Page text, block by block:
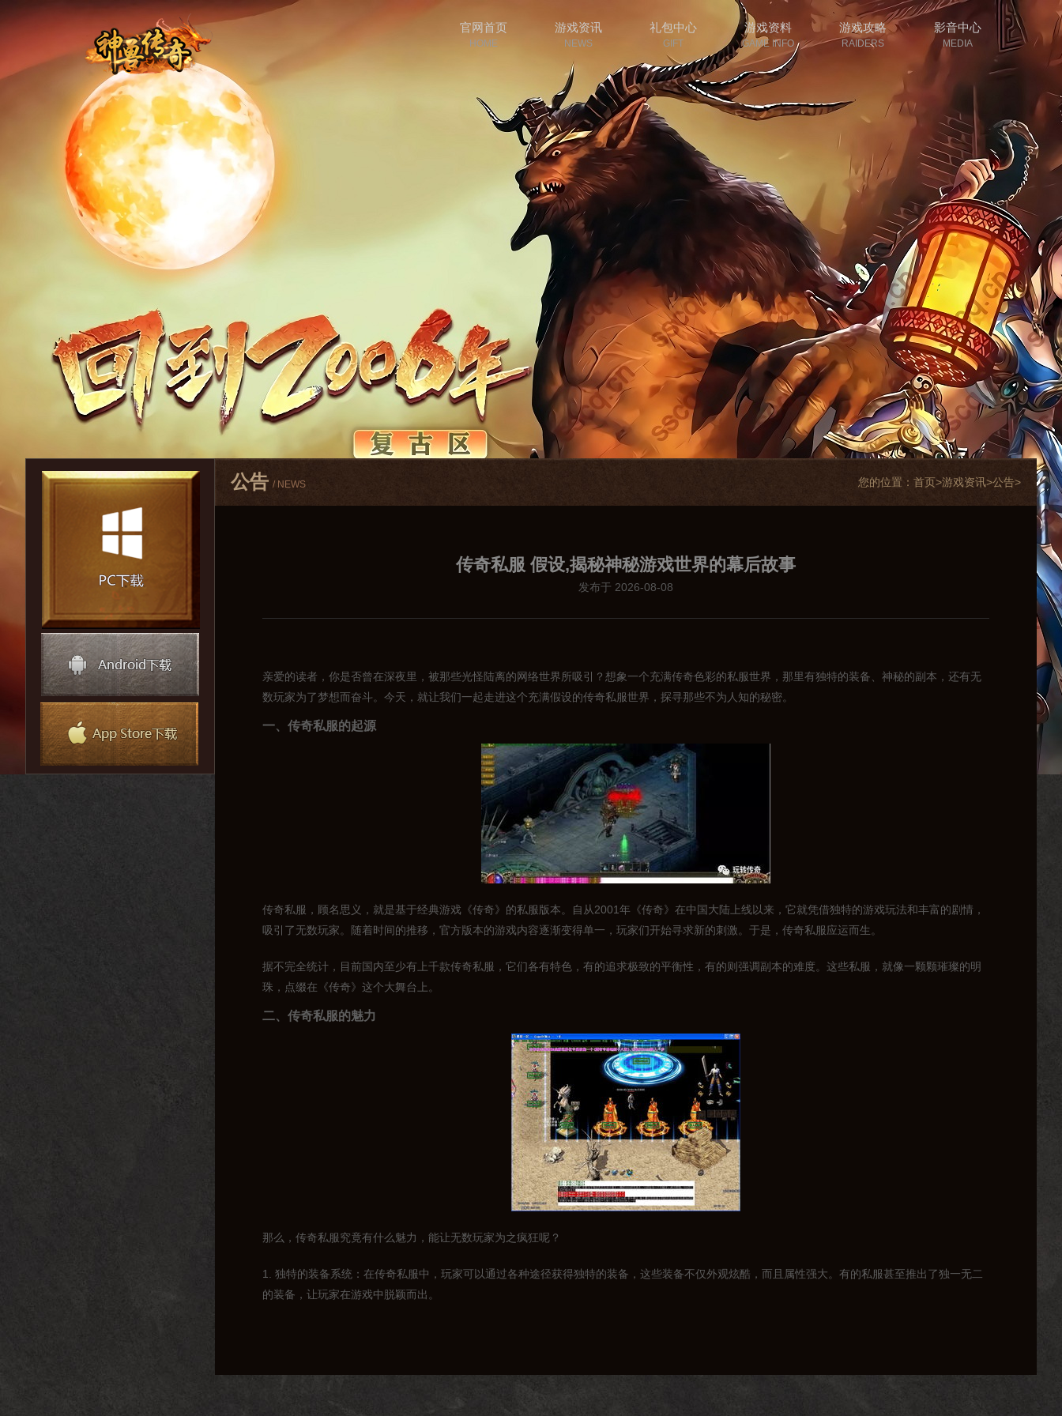
官网首页
HOME
游戏资讯
NEWS
礼包中心
GIFT
游戏资料
GAME INFO
游戏攻略
RAIDERS
影音中心
MEDIA
公告 / NEWS 您的位置： 首页>游戏资讯>公告>
传奇私服 假设,揭秘神秘游戏世界的幕后故事
发布于 2026-08-08
亲爱的读者，你是否曾在深夜里，被那些光怪陆离的网络世界所吸引？想象一个充满传奇色彩的私服世界，那里有独特的装备、神秘的副本，还有无
数玩家为了梦想而奋斗。今天，就让我们一起走进这个充满假设的传奇私服世界，探寻那些不为人知的秘密。
一、传奇私服的起源
传奇私服，顾名思义，就是基于经典游戏《传奇》的私服版本。自从2001年《传奇》在中国大陆上线以来，它就凭借独特的游戏玩法和丰富的剧情，
吸引了无数玩家。随着时间的推移，官方版本的游戏内容逐渐变得单一，玩家们开始寻求新的刺激。于是，传奇私服应运而生。
据不完全统计，目前国内至少有上千款传奇私服，它们各有特色，有的追求极致的平衡性，有的则强调副本的难度。这些私服，就像一颗颗璀璨的明
珠，点缀在《传奇》这个大舞台上。
二、传奇私服的魅力
那么，传奇私服究竟有什么魅力，能让无数玩家为之疯狂呢？
1. 独特的装备系统：在传奇私服中，玩家可以通过各种途径获得独特的装备，这些装备不仅外观炫酷，而且属性强大。有的私服甚至推出了独一无二
的装备，让玩家在游戏中脱颖而出。
3. 公平的竞争环境：与官方版本相比，传奇私服更加注重公平竞争。在私服中，玩家可以通过自己的努力获得装备和资源，而不是依靠外挂和作弊。